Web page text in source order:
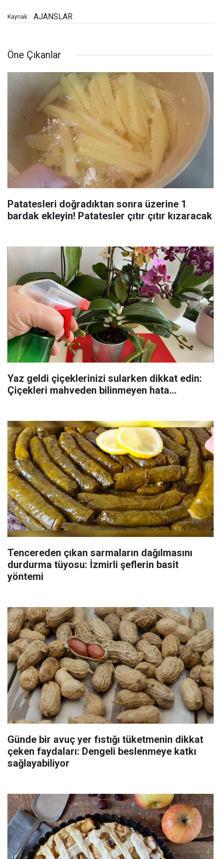
Kaynak: AJANSLAR
Öne Çıkanlar
Patatesleri doğradıktan sonra üzerine 1
bardak ekleyin! Patatesler çıtır çıtır kızaracak
Yaz geldi çiçeklerinizi sularken dikkat edin:
Çiçekleri mahveden bilinmeyen hata...
Tencereden çıkan sarmaların dağılmasını
durdurma tüyosu: İzmirli şeflerin basit
yöntemi
Günde bir avuç yer fıstığı tüketmenin dikkat
çeken faydaları: Dengeli beslenmeye katkı
sağlayabiliyor